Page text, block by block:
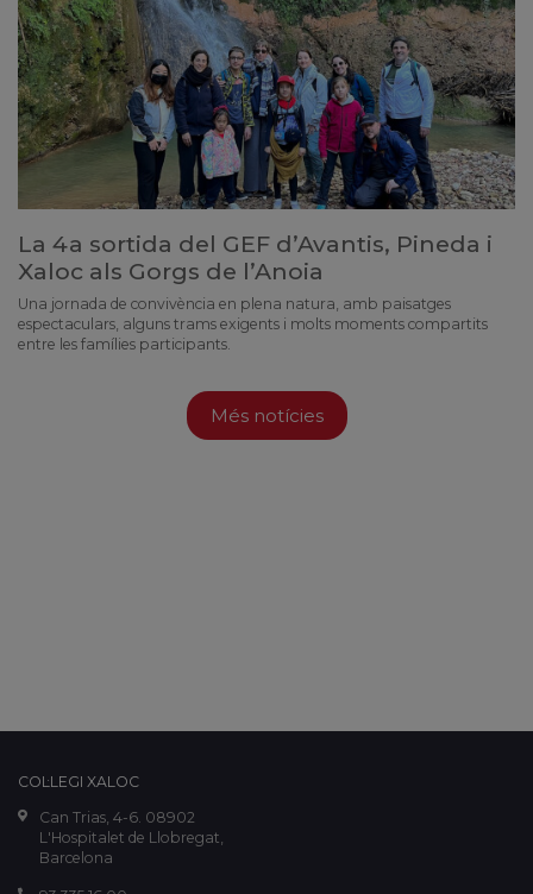
La 4a sortida del GEF d’Avantis, Pineda i
Xaloc als Gorgs de l’Anoia
Una jornada de convivència en plena natura, amb paisatges
espectaculars, alguns trams exigents i molts moments compartits
entre les famílies participants.
Més notícies
COL·LEGI XALOC
Can Trias, 4-6. 08902
L'Hospitalet de Llobregat,
Barcelona